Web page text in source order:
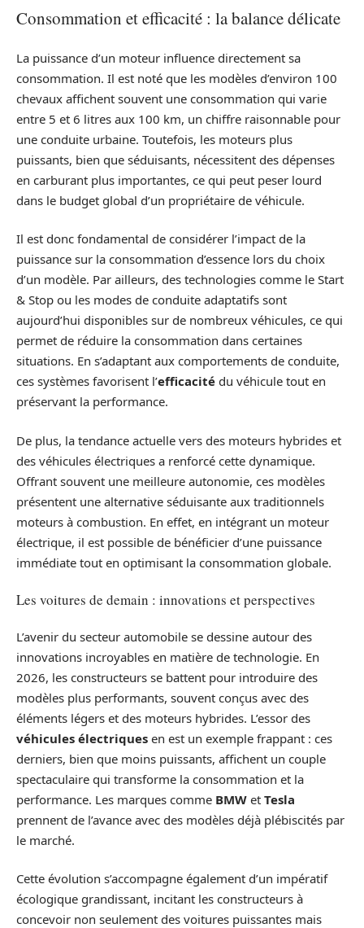
Consommation et efficacité : la balance délicate
La puissance d’un moteur influence directement sa
consommation. Il est noté que les modèles d’environ 100
chevaux affichent souvent une consommation qui varie
entre 5 et 6 litres aux 100 km, un chiffre raisonnable pour
une conduite urbaine. Toutefois, les moteurs plus
puissants, bien que séduisants, nécessitent des dépenses
en carburant plus importantes, ce qui peut peser lourd
dans le budget global d’un propriétaire de véhicule.
Il est donc fondamental de considérer l’impact de la
puissance sur la consommation d’essence lors du choix
d’un modèle. Par ailleurs, des technologies comme le Start
& Stop ou les modes de conduite adaptatifs sont
aujourd’hui disponibles sur de nombreux véhicules, ce qui
permet de réduire la consommation dans certaines
situations. En s’adaptant aux comportements de conduite,
ces systèmes favorisent l’efficacité du véhicule tout en
préservant la performance.
De plus, la tendance actuelle vers des moteurs hybrides et
des véhicules électriques a renforcé cette dynamique.
Offrant souvent une meilleure autonomie, ces modèles
présentent une alternative séduisante aux traditionnels
moteurs à combustion. En effet, en intégrant un moteur
électrique, il est possible de bénéficier d’une puissance
immédiate tout en optimisant la consommation globale.
Les voitures de demain : innovations et perspectives
L’avenir du secteur automobile se dessine autour des
innovations incroyables en matière de technologie. En
2026, les constructeurs se battent pour introduire des
modèles plus performants, souvent conçus avec des
éléments légers et des moteurs hybrides. L’essor des
véhicules électriques en est un exemple frappant : ces
derniers, bien que moins puissants, affichent un couple
spectaculaire qui transforme la consommation et la
performance. Les marques comme BMW et Tesla
prennent de l’avance avec des modèles déjà plébiscités par
le marché.
Cette évolution s’accompagne également d’un impératif
écologique grandissant, incitant les constructeurs à
concevoir non seulement des voitures puissantes mais